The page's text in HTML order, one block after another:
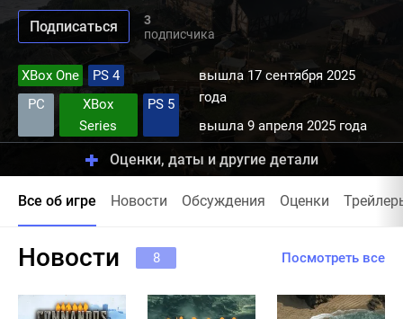
3
подписчика
XBox One
PS 4
PC
XBox
Series
PS 5
вышла 17 сентября 2025
года
вышла 9 апреля 2025 года
Оценки, даты и другие детали
Все об игре Новости Обсуждения Оценки
Новости 8 Посмотреть все